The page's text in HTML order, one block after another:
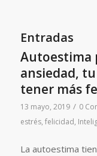
Entradas
Autoestima
ansiedad,
tener más
13 mayo, 2019 / 0
estrés, felicidad,
La autoestima